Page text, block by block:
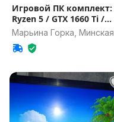
Игровой ПК комплект:
Ryzen 5 / GTX 1660 Ti /
24GB
Марьина Горка, Минская
обл.